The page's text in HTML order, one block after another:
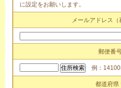
に設定をお願いします。
メールアドレス（
郵便番
例：
都道府県